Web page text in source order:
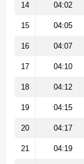
14 04:02
15 04:05
16 04:07
17 04:10
18 04:12
19 04:15
20 04:17
21 04:19